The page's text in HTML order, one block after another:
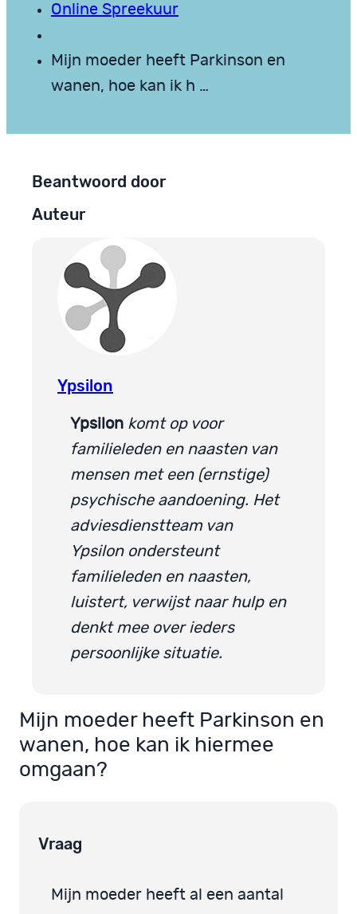
Online Spreekuur
Mijn moeder heeft Parkinson en
wanen, hoe kan ik h …
Beantwoord door
Auteur
Ypsilon
Ypsilon komt op voor
familieleden en naasten van
mensen met een (ernstige)
psychische aandoening. Het
adviesdienstteam van
Ypsilon ondersteunt
familieleden en naasten,
luistert, verwijst naar hulp en
denkt mee over ieders
persoonlijke situatie.
Mijn moeder heeft Parkinson en
wanen, hoe kan ik hiermee
omgaan?
Vraag
Mijn moeder heeft al een aantal